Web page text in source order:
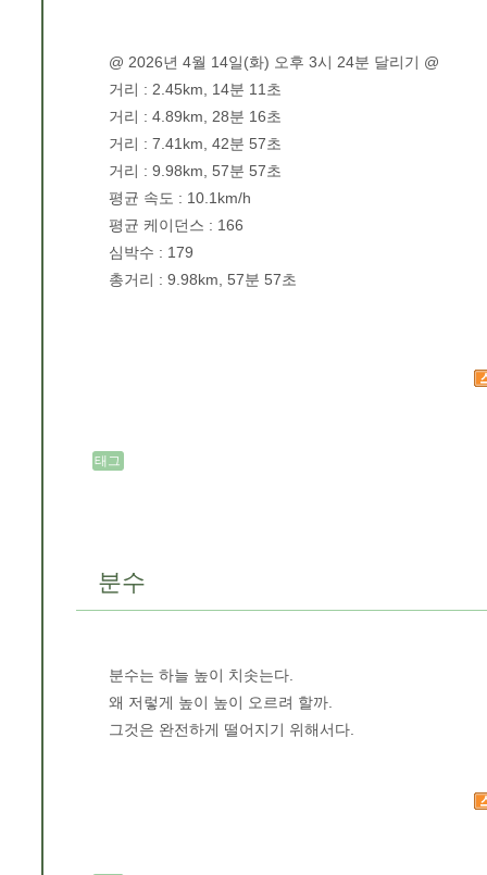
@ 2026년 4월 14일(화) 오후 3시 24분 달리기 @
거리 : 2.45km, 14분 11초
거리 : 4.89km, 28분 16초
거리 : 7.41km, 42분 57초
거리 : 9.98km, 57분 57초
평균 속도 : 10.1km/h
평균 케이던스 : 166
심박수 : 179
총거리 : 9.98km, 57분 57초
태그
분수
분수는 하늘 높이 치솟는다.
왜 저렇게 높이 높이 오르려 할까.
그것은 완전하게 떨어지기 위해서다.